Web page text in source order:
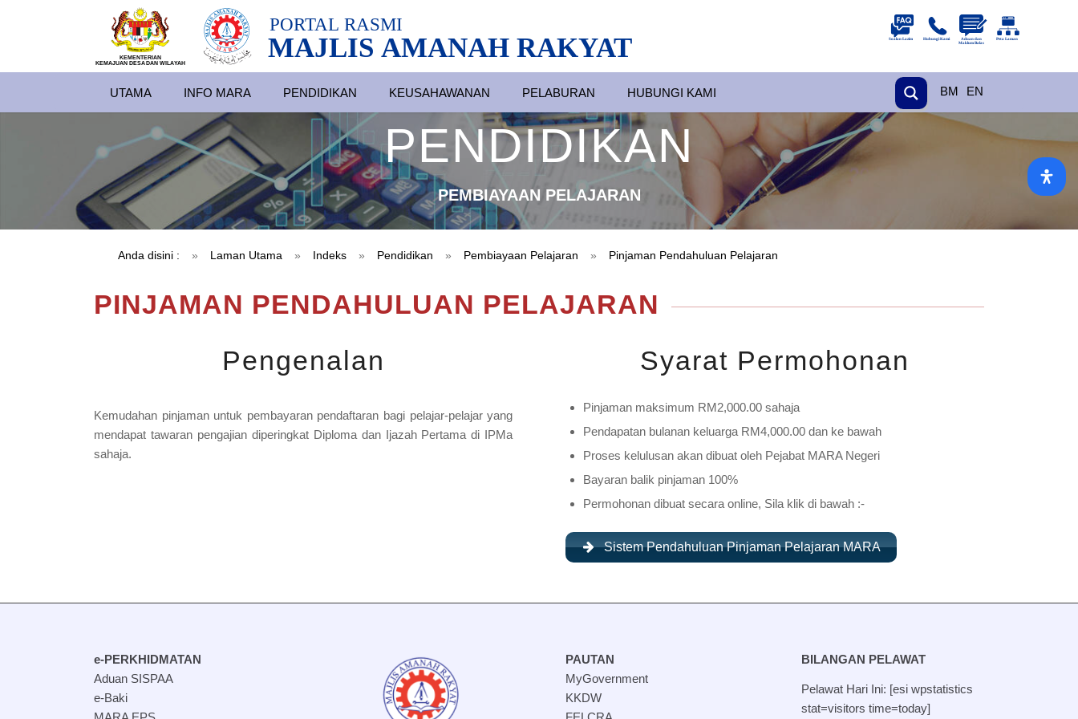
BM EN
MAJLIS AMANAH RAKYAT
PORTAL RASMI
KEMENTERIAN
KEMAJUAN DESA DAN WILA YAH
UTAMA INFO MARA PENDIDIKAN KEUSAHAWANAN PELABURAN HUBUNGI KAMI
PENDIDIKAN
PEMBIAYAAN PELAJARAN
Anda disini : » Laman Utama » Indeks » Pendidikan » Pembiayaan Pelajaran » Pinjaman Pendahuluan Pelajaran
PINJAMAN PENDAHULUAN PELAJARAN
Pengenalan
Kemudahan pinjaman untuk pembayaran pendaftaran bagi pelajar-pelajar yang
mendapat tawaran pengajian diperingkat Diploma dan Ijazah Pertama di IPMa
sahaja.
Syarat Permohonan
Pinjaman maksimum RM2,000.00 sahaja
Pendapatan bulanan keluarga RM4,000.00 dan ke bawah
Proses kelulusan akan dibuat oleh Pejabat MARA Negeri
Bayaran balik pinjaman 100%
Permohonan dibuat secara online, Sila klik di bawah :-
Sistem Pendahuluan Pinjaman Pelajaran MARA
e-PERKHIDMATAN
Aduan SISPAA
e-Baki
PAUTAN
MyGovernment
KKDW
BILANGAN PELAWAT
Pelawat Hari Ini: [esi wpstatistics
stat=visitors time=today]